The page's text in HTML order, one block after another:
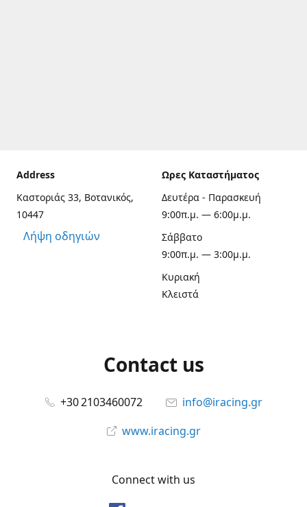
Address
Καστοριάς 33, Βοτανικός,
10447
Λήψη οδηγιών
Ωρες Καταστήματος
Δευτέρα - Παρασκευή
9:00π.μ. — 6:00μ.μ.
Σάββατο
9:00π.μ. — 3:00μ.μ.
Κυριακή
Κλειστά
Contact us
+30 2103460072
info@iracing.gr
www.iracing.gr
Connect with us